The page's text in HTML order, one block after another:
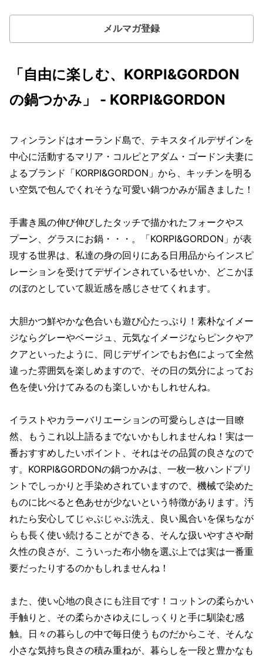
メルマガ登録
「自由に楽しむ、KORPI&GORDON
の鍋つかみ」 - KORPI&GORDON
フィンランドはオーランド島で、テキスタイルデザインを
中心に活動するマリア・コルピとアダム・ゴードン夫妻に
よるブランド「KORPI&GORDON」から、キッチンを明る
い空気で包んでくれそうな可愛い鍋つかみが届きました！
手書き風の伸び伸びしたタッチで描かれたフォークやス
プーン、グラスにお鍋・・・。「KORPI&GORDON」が表
現する世界は、私達の身の回りにある日用品からインスピ
レーションを受けてデザインされているせいか、どこかほ
のぼのとしていて親近感を感じさせてくれます。
大胆かつ鮮やかな色合いも遊び心たっぷり！素朴なイメー
ジならグレーやベージュ、元気なイメージならピンクやア
クアといったように、同じデザインでもお色によって全然
違った雰囲気を楽しめますので、その日の気分によってお
色を使い分けてみるのも楽しいかもしれせんね。
イラストやカラーバリエーションの可愛らしさは一目瞭
然、もうこれ以上語るまでないかもしれませんね！実は一
番おすすめしたいポイント、それはその品質の良さなので
す。KORPI&GORDONの鍋つかみは、一枚一枚ハンドプリ
ントでしっかりと手染めされていますので、機械で染めた
ものに比べると色あせが少ないという特徴があります。汚
れたら安心してじゃぶじゃぶ洗え、良い風合いを保ちなが
らも長く使い続けることができる、そんな扱いやすさや耐
久性の良さが、こういった布小物を選ぶ上では実は一番重
要だったりするのかもしれませんね！
また、使い心地の良さにも注目です！コットンの柔らかい
手触りと、その柔らかさゆえにしっくりと手に馴染む感
触。日々の暮らしの中で毎日使うものだからこそ、そんな
小さな気持ち良さの積み重ねが、暮らしを一段と豊かなも